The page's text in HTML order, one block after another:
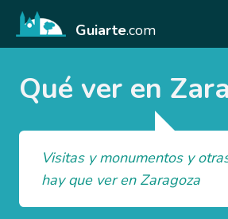
Guiarte.com
Qué ver en
Visitas y monumentos y
hay que ver en Zaragoza